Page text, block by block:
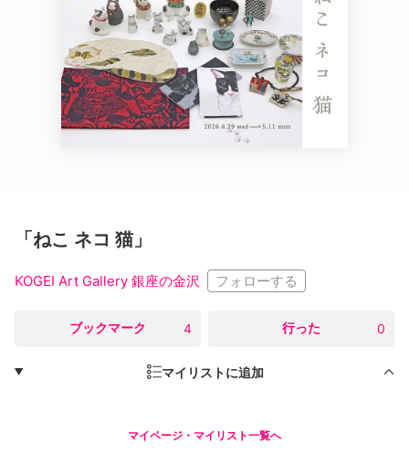
「ねこ ネコ 猫」
KOGEI Art Gallery 銀座の金沢 フォローする
ブックマーク 4 行った 0
マイリストに追加
マイページ・マイリスト一覧へ